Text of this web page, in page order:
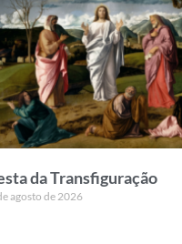
da Transfiguração
agosto de 2026